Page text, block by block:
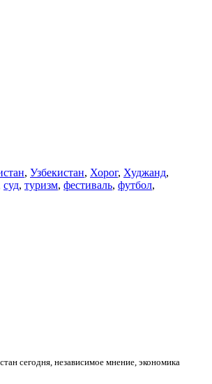
, Узбекистан, Хорог, Худжанд,
суд, туризм, фестиваль, футбол,
сегодня, независимое мнение, экономика